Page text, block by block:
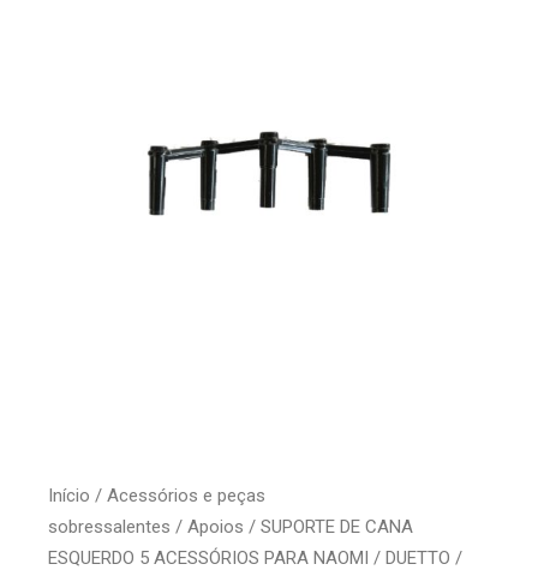
Início / Acessórios e peças
sobressalentes / Apoios / SUPORTE DE CANA
ESQUERDO 5 ACESSÓRIOS PARA NAOMI / DUETTO /